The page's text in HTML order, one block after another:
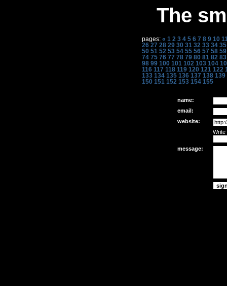
The
pages: « 1 2 3 4 5 6 7 8 9 10
26 27 28 29 30 31 32 33 34 35
50 51 52 53 54 55 56 57 58 59
74 75 76 77 78 79 80 81 82 83
98 99 100 101 102 103 104
116 117 118 119 120 121 122
133 134 135 136 137 138 139
150 151 152 153 154 155
name:
email:
website:
Write
message: